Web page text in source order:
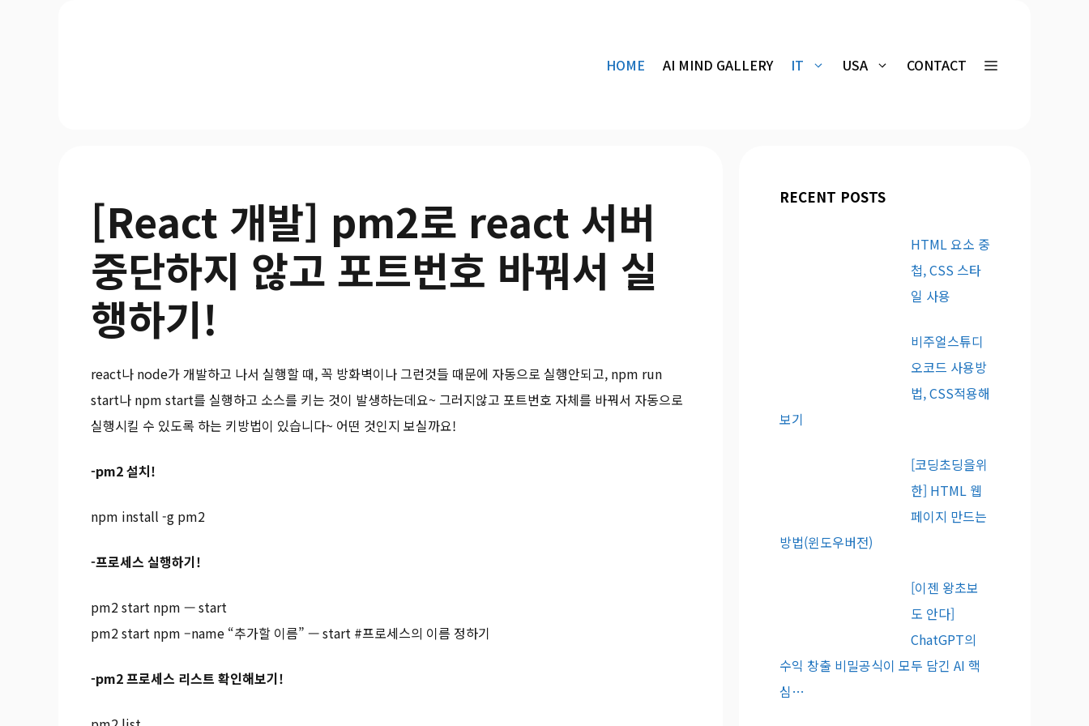
HOME AI MIND GALLERY IT USA CONTACT
[React 개발] pm2로 react 서버
중단하지 않고 포트번호 바꿔서 실
행하기!
react나 node가 개발하고 나서 실행할 때, 꼭 방화벽이나 그런것들 때문에 자동으로 실행안되고, npm run
start나 npm start를 실행하고 소스를 키는 것이 발생하는데요~ 그러지않고 포트번호 자체를 바꿔서 자동으로
실행시킬 수 있도록 하는 키방법이 있습니다~ 어떤 것인지 보실까요!
-pm2 설치!
npm install -g pm2
-프로세스 실행하기!
pm2 start npm — start
pm2 start npm –name “추가할 이름” — start #프로세스의 이름 정하기
-pm2 프로세스 리스트 확인해보기!
RECENT POSTS
HTML 요소 중
첩, CSS 스타
일 사용
비주얼스튜디
오코드 사용방
법, CSS적용해
보기
[코딩초딩을위
한] HTML 웹
페이지 만드는
방법(윈도우버전)
[이젠 왕초보
도 안다]
ChatGPT의
수익 창출 비밀공식이 모두 담긴 AI 핵
심…